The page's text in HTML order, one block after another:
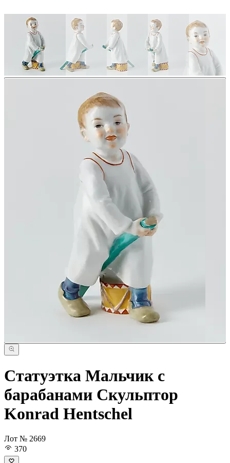
Статуэтка Мальчик с
барабанами Скульптор
Konrad Hentschel
Лот № 2669
370